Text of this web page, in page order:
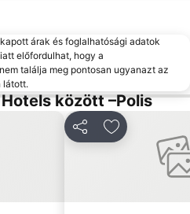
árak és foglalhatósági adatok
előfordulhat, hogy a
találja meg pontosan ugyanazt az
látott.
között –Polis
MegosztásHozzáadás